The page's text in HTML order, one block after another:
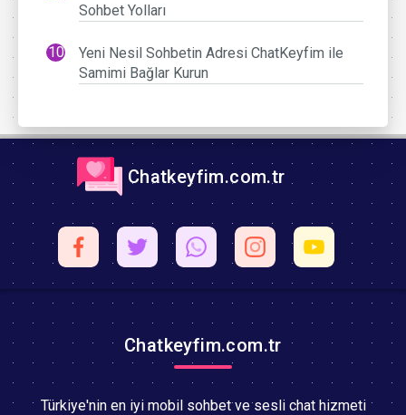
Sohbet Yolları
Yeni Nesil Sohbetin Adresi ChatKeyfim ile
Samimi Bağlar Kurun
Chatkeyfim.com.tr
Chatkeyfim.com.tr
Türkiye'nin en iyi mobil sohbet ve sesli chat hizmeti